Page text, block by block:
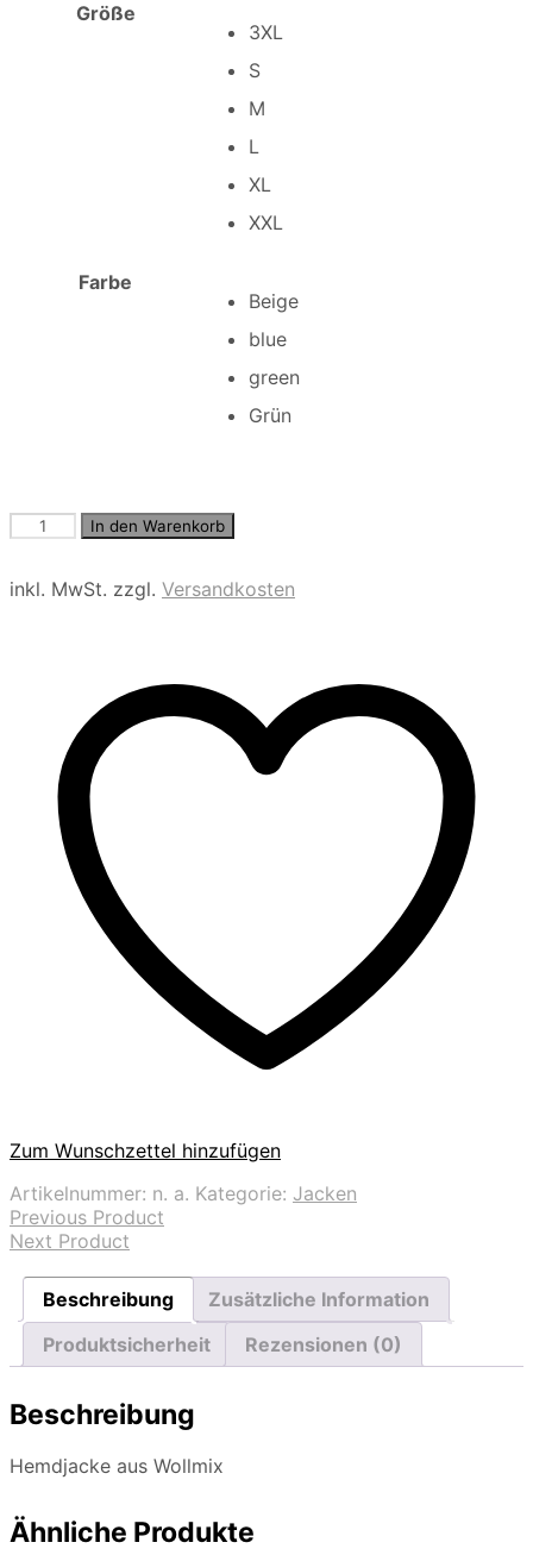
Größe
3XL
S
M
L
XL
XXL
Farbe
Beige
blue
green
Grün
Overshirt
In den Warenkorb
inkl. MwSt. zzgl. Versandkosten
Zum Wunschzettel hinzufügen
Artikelnummer: n. a. Kategorie: Jacken
Previous Product
Next Product
Beschreibung
Zusätzliche Information
Produktsicherheit
Rezensionen (0)
Beschreibung
Hemdjacke aus Wollmix
Ähnliche Produkte